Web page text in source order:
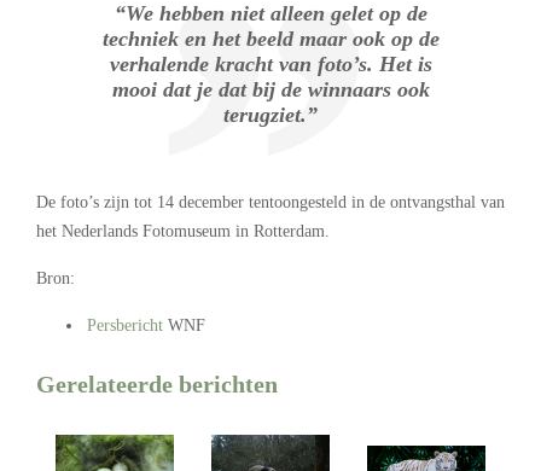
“We hebben niet alleen gelet op de
techniek en het beeld maar ook op de
verhalende kracht van foto’s. Het is
mooi dat je dat bij de winnaars ook
terugziet.”
De foto’s zijn tot 14 december tentoongesteld in de ontvangsthal van
het Nederlands Fotomuseum in Rotterdam.
Bron:
Persbericht WNF
Gerelateerde berichten